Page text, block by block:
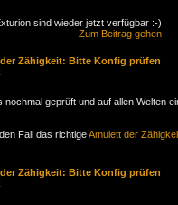
sind wieder jetzt verfügbar :-)
Zum Beitrag gehen
Zähigkeit: Bitte Konfig prüfen
nochmal geprüft und auf allen Welten
Fall das richtigeAmulett der
Zähigkeit: Bitte Konfig prüfen